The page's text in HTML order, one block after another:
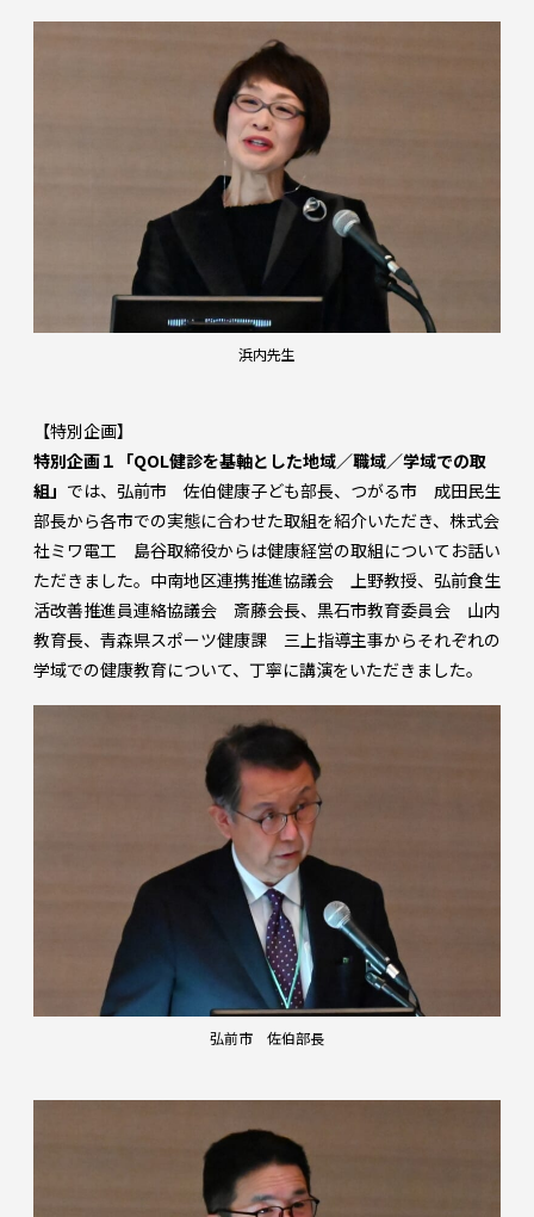
浜内先生
【特別企画】
特別企画１「QOL健診を基軸とした地域／職域／学域での取
組」 では、弘前市 佐伯健康子ども部長、つがる市 成田民生
部長から各市での実態に合わせた取組を紹介いただき、株式会
社ミワ電工 島谷取締役からは健康経営の取組についてお話い
ただきました。中南地区連携推進協議会 上野教授、弘前食生
活改善推進員連絡協議会 斎藤会長、黒石市教育委員会 山内
教育長、青森県スポーツ健康課 三上指導主事からそれぞれの
学域での健康教育について、丁寧に講演をいただきました。
弘前市 佐伯部長